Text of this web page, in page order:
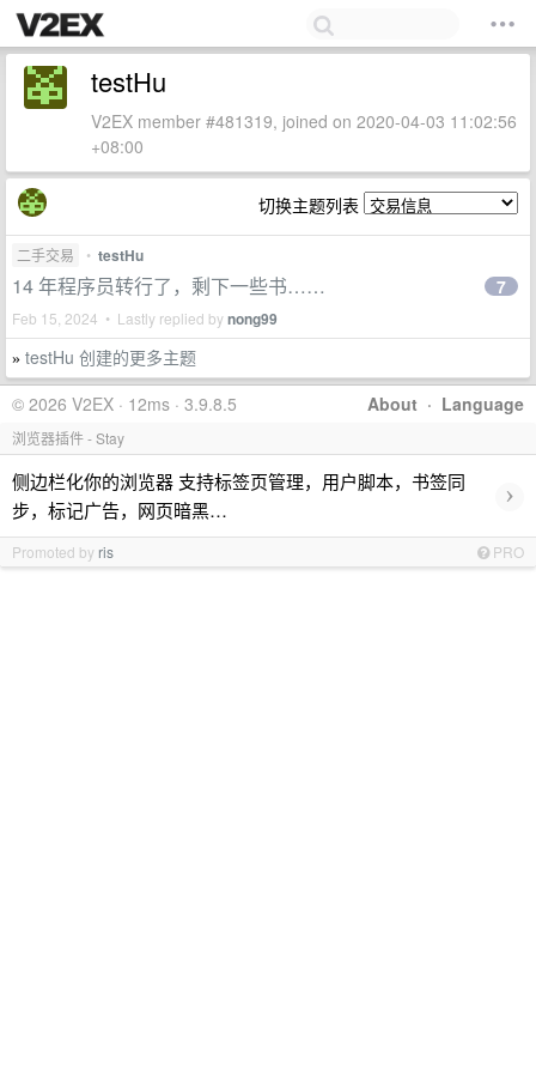
testHu
V2EX member #481319, joined on 2020-04-03 11:02:56
+08:00
切换主题列表
二手交易 • testHu
14 年程序员转行了，剩下一些书……
Feb 15, 2024 • Lastly replied bynong99
7
» testHu 创建的更多主题
About · Language
© 2026 V2EX · 12ms · 3.9.8.5
浏览器插件 - Stay
侧边栏化你的浏览器 支持标签页管理，用户脚本，书签同
步，标记广告，网页暗黑…
›
Promoted by ris PRO